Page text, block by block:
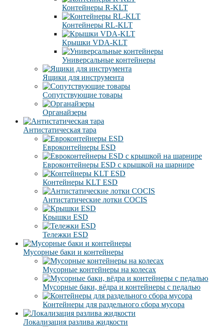
Контейнеры R-KLT
Контейнеры RL-KLT
Крышки VDA-KLT
Универсальные контейнеры
Ящики для инструмента
Сопутствующие товары
Органайзеры
Антистатическая тара
Eвроконтейнеры ЕSD
Евроконтейнеры ESD с крышкой на шарнире
Контейнеры KLT ESD
Антистатические лотки COCIS
Крышки ESD
Тележки ESD
Мусорные баки и контейнеры
Мусорные контейнеры на колесах
Мусорные баки, вёдра и контейнеры с педалью
Контейнеры для раздельного сбора мусора
Локализация разлива жидкости